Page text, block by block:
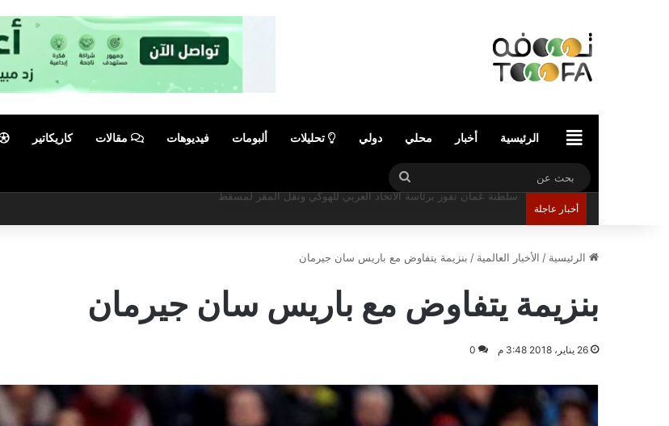
الرئيسيةالرئيسية أخبار محلي دولي تحليلات ألبومات فيديوهات مقالات كاريكاتير
بحث
أخبار عاجلة
الرئيسية / الأخبار العالمية / بنزيمة يتفاوض مع باريس سان جيرمان
بنزيمة يتفاوض مع باريس سان جيرمان
26 يناير، 2018 3:48 م 0